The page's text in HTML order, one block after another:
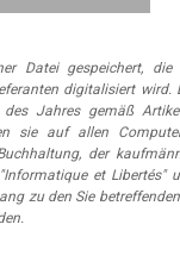
Datei gespeichert, die
digitalisiert wird.
Jahres gemäß
sie auf allen
der
et Libertés"
zu den Sie